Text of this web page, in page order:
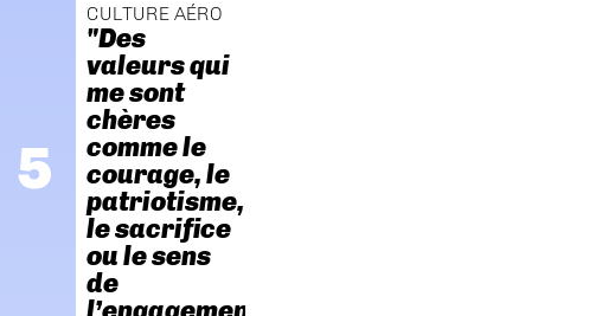
CULTURE AÉRO
"Des
valeurs qui
me sont
chères
comme le
courage, le
patriotisme,
le sacrifice
ou le sens
de